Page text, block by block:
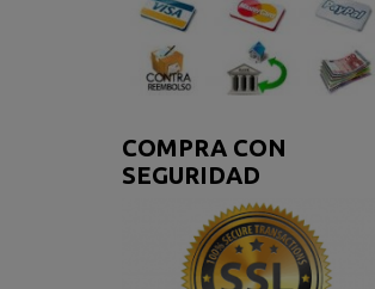
COMPRA CON
SEGURIDAD